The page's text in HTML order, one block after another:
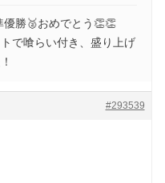
勝🥈おめでとう👏👏
で喰らい付き、盛り上げ
#293539